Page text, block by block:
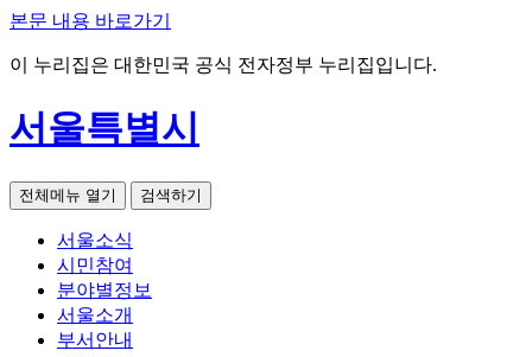
본문 내용 바로가기
이 누리집은 대한민국 공식 전자정부 누리집입니다.
서울특별시
전체메뉴 열기 검색하기
서울소식
시민참여
분야별정보
서울소개
부서안내